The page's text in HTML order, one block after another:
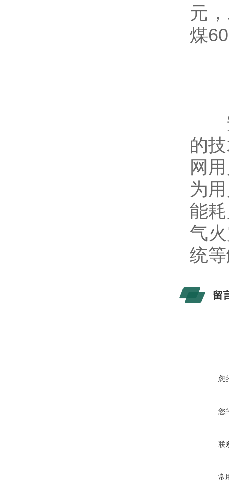
元
煤
安
的
网
为
能
气
统
留
您
您
联
常